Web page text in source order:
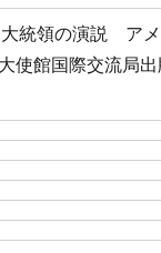
統領の演説 ア
使館国際交流局